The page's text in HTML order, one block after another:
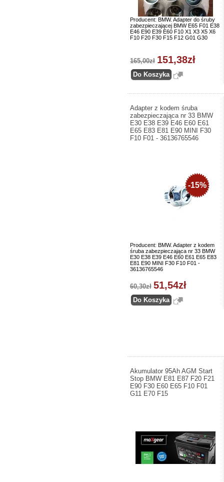
Producent: BMW. Adapter do śruby
zabezpieczającej BMW E65 F01 E38
E46 E90 E39 E60 F10 X1 X3 X5 X6
F10 F20 F30 F15 F12 G01 G30
165,00zł 151,38zł
Adapter z kodem śruba
zabezpieczająca nr 33 BMW
E30 E38 E39 E46 E60 E61
E65 E83 E81 E90 MINI F30
F10 F01 - 36136765546
Producent: BMW. Adapter z kodem
śruba zabezpieczająca nr 33 BMW
E30 E38 E39 E46 E60 E61 E65 E83
E81 E90 MINI F30 F10 F01 -
36136765546
-15%
60,30zł 51,54zł
Akumulator 95Ah AGM Start
Stop BMW E81 E87 F20 F21
E90 F30 E60 E65 F10 F01
G11 E70 F15